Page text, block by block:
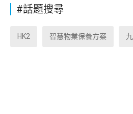
#話題搜尋
HK2 智慧物業保養方案